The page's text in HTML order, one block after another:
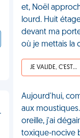
et, Noël
lourd. Huit
devant ma
où je mettais la
JE VALIDE, C'EST UNE VDM
Aujourd'hui,
aux
oreille, j'ai
toxique-nocive